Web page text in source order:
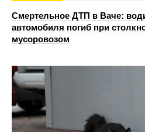
Смертельное ДТП в Ваче:
автомобиля погиб при
мусоровозом